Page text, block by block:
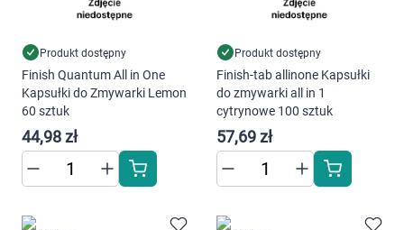
Motoryzacja
Grupy produktowe
Marki
Produkt dostępny
Finish Quantum All in One
Kapsułki do Zmywarki Lemon
60 sztuk
44,98 zł
Produkt dostępny
Finish-tab allinone Kapsułki
do zmywarki all in 1
cytrynowe 100 sztuk
57,69 zł